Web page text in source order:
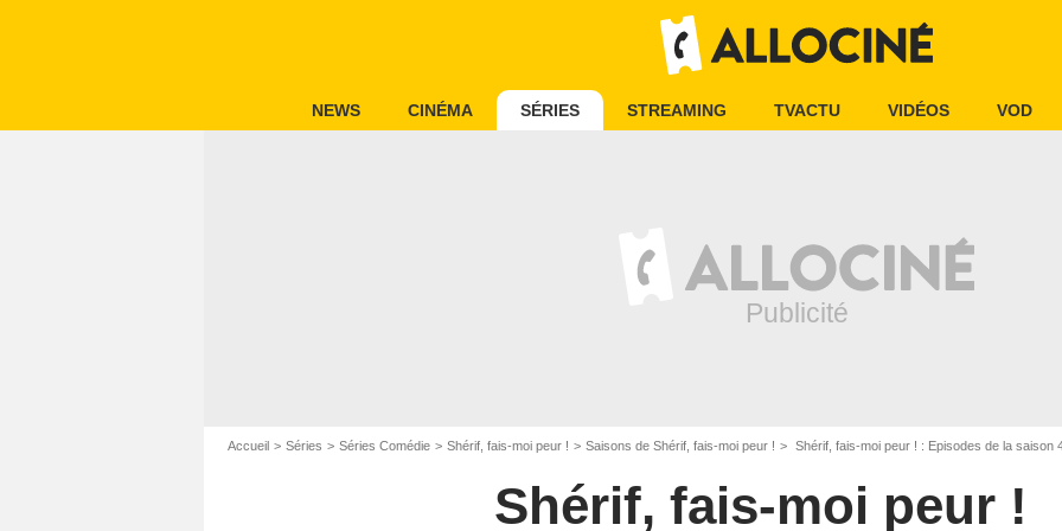
NEWS CINÉMA SÉRIES STREAMING TVACTU VIDÉOS VOD
Accueil Séries Séries Comédie Shérif, fais-moi peur ! Saisons de Shérif, fais-moi peur ! Shérif, fais-moi peur ! : Episodes de la saison
Shérif, fais-moi peur !